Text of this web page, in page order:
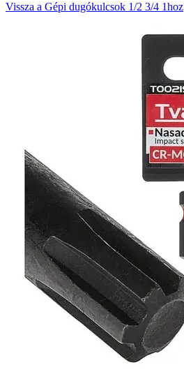
Vissza a Gépi dugókulcsok 1/2 3/4 1hoz